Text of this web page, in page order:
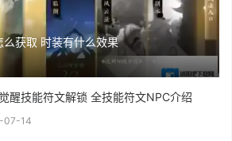
获取 时装有什么效果
醒技能符文解锁 全技能符文NPC介绍
07-14